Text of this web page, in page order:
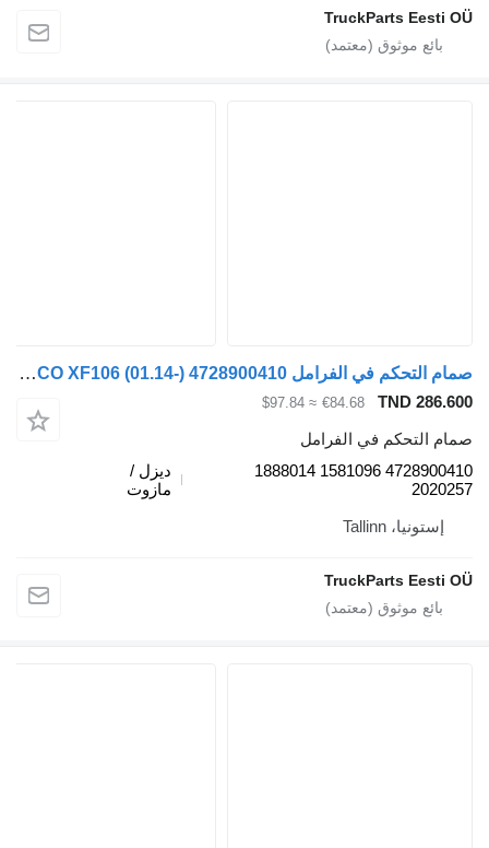
TruckParts Eesti
صمام التحكم في الفرامل WABCO XF106 (01.14-) 4728900410 لـ السيارات القاطرة DAF XF106 (2014-)
TND
€84.68
≈ $97.84
التحكم في الفرامل
4728900410 1581096 1888014
ديزل /
مازوت
إستونيا، Tallinn
TruckParts Eesti